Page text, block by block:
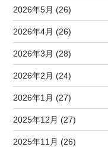
2026年5月 (26)
2026年4月 (26)
2026年3月 (28)
2026年2月 (24)
2026年1月 (27)
2025年12月 (27)
2025年11月 (26)